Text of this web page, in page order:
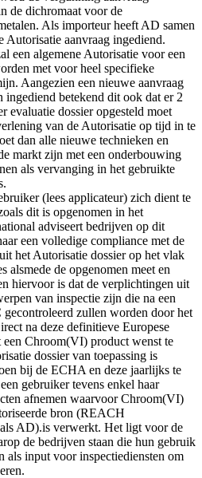
de dichromaat voor de
Als importeur heeft AD samen
Autorisatie aanvraag ingediend.
een algemene Autorisatie voor een
met voor heel specifieke
Aangezien een nieuwe aanvraag
betekend dit ook dat er 2
evaluatie dossier opgesteld moet
van de Autorisatie op tijd in te
dan alle nieuwe technieken en
markt zijn met een onderbouwing
als vervanging in het gebruikte
(lees applicateur) zich dient te
dit is opgenomen in het
adviseert bedrijven op dit
een volledige compliance met de
het Autorisatie dossier op het vlak
alsmede de opgenomen meet en
hiervoor is dat de verplichtingen uit
van inspectie zijn die na een
zullen worden door het
na deze definitieve Europese
Chroom(VI) product wenst te
dossier van toepassing is
bij de ECHA en deze jaarlijks te
gebruiker tevens enkel haar
afnemen waarvoor Chroom(VI)
bron (REACH
AD).is verwerkt. Het ligt voor de
de bedrijven staan die hun gebruik
als input voor inspectiediensten om